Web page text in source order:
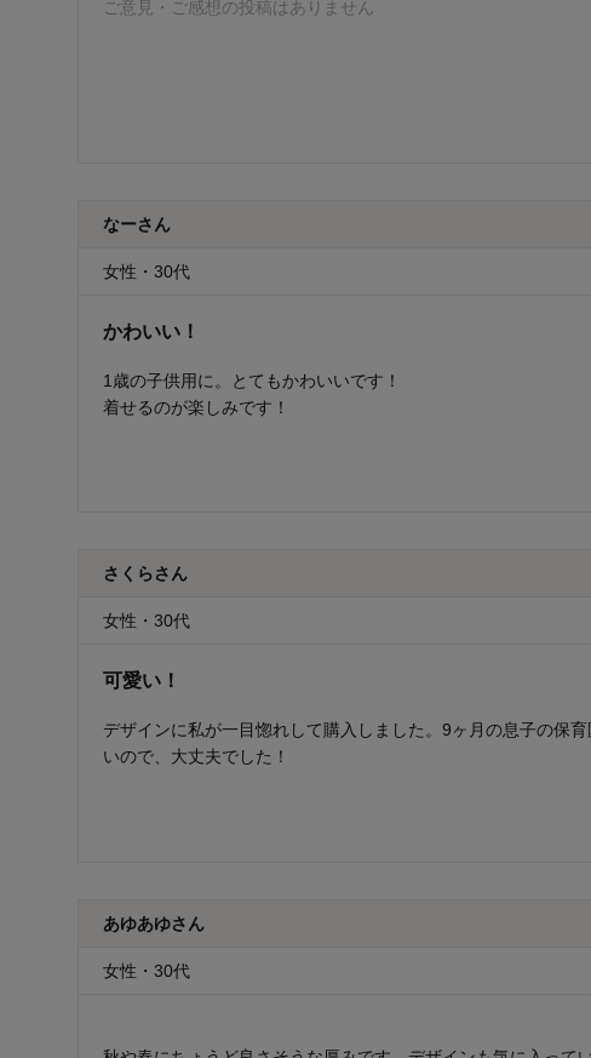
ご意見・ご感想の投稿はありません
なーさん
女性・30代
かわいい！
1歳の子供用に。とてもかわいいです！
着せるのが楽しみです！
さくらさん
女性・30代
可愛い！
デザインに私が一目惚れして購入しました。9ヶ月の息子の保
いので、大丈夫でした！
あゆあゆさん
女性・30代